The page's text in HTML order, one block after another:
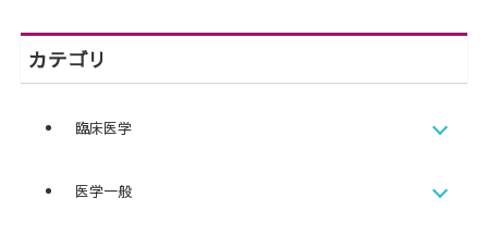
カテゴリ
臨床医学
医学一般